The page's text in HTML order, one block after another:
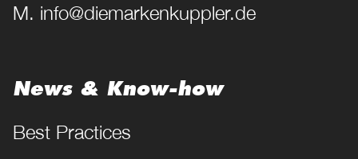
M. info@diemarkenkuppler.de
News & Know-how
Best Practices